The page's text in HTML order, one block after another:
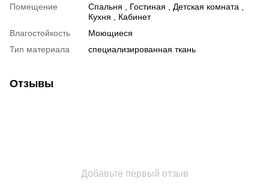
Помещение
Спальня , Гостиная , Детская комната ,
Кухня , Кабинет
Влагостойкость
Моющиеся
Тип материала
специализированная ткань
Отзывы
Добавьте первый отзыв